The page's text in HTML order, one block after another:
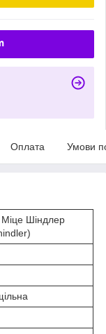
Оплата Умови
Шіндлер